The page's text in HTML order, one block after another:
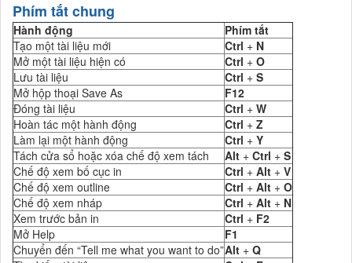
Phím tắt chung
Hành động
Phím tắt
Tạo một tài liệu mới
Ctrl + N
Mở một tài liệu hiện có
Ctrl + O
Lưu tài liệu
Ctrl + S
Mở hộp thoại Save As
F12
Đóng tài liệu
Ctrl + W
Hoàn tác một hành động
Ctrl + Z
Làm lại một hành động
Ctrl + Y
Tách cửa sổ hoặc xóa chế độ xem tách
Alt + Ctrl + S
Chế độ xem bố cục in
Ctrl + Alt + V
Chế độ xem outline
Ctrl + Alt + O
Chế độ xem nháp
Ctrl + Alt + N
Xem trước bản in
Ctrl + F2
Mở Help
F1
Chuyển đến “Tell me what you want to do”Alt + Q